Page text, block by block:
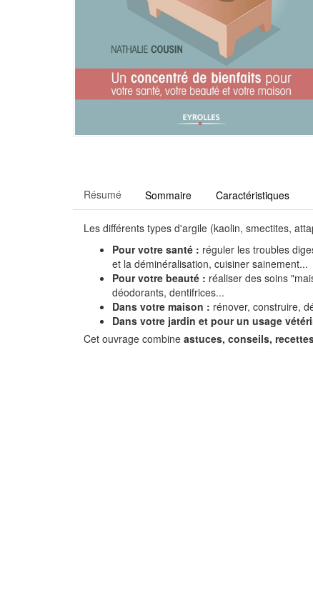
Résumé Sommaire Caractéristiques
Les différents types d'argile (kaolin, smectites,
Pour votre santé : réguler les troubles
et la déminéralisation, cuisiner sainement...
Pour votre beauté : réaliser des soins
déodorants, dentifrices...
Dans votre maison : rénover, construire,
Dans votre jardin et pour un usage
Cet ouvrage combine astuces, conseils,